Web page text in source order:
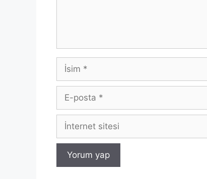
İsim
posta
İnternet
sitesi